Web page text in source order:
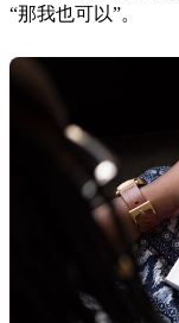
“那我也可以”。